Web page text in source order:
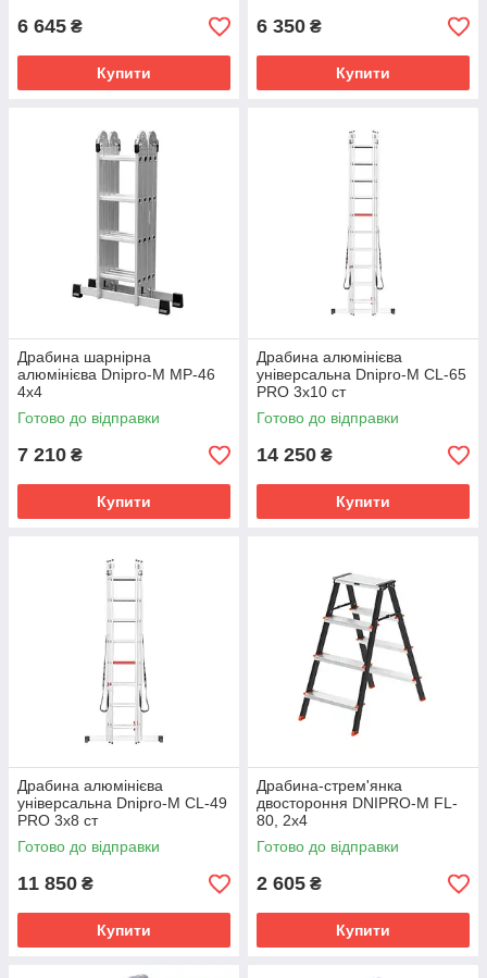
6 645 ₴
Купити
6 350 ₴
Купити
Драбина шарнірна
алюмінієва Dnipro-M MP-46
4х4
Готово до відправки
7 210 ₴
Купити
Драбина алюмінієва
універсальна Dnipro-M CL-65
PRO 3х10 ст
Готово до відправки
14 250 ₴
Купити
Драбина алюмінієва
універсальна Dnipro-M CL-49
PRO 3х8 ст
Готово до відправки
11 850 ₴
Купити
Драбина-стрем'янка
двостороння DNIPRO-M FL-
80, 2х4
Готово до відправки
2 605 ₴
Купити